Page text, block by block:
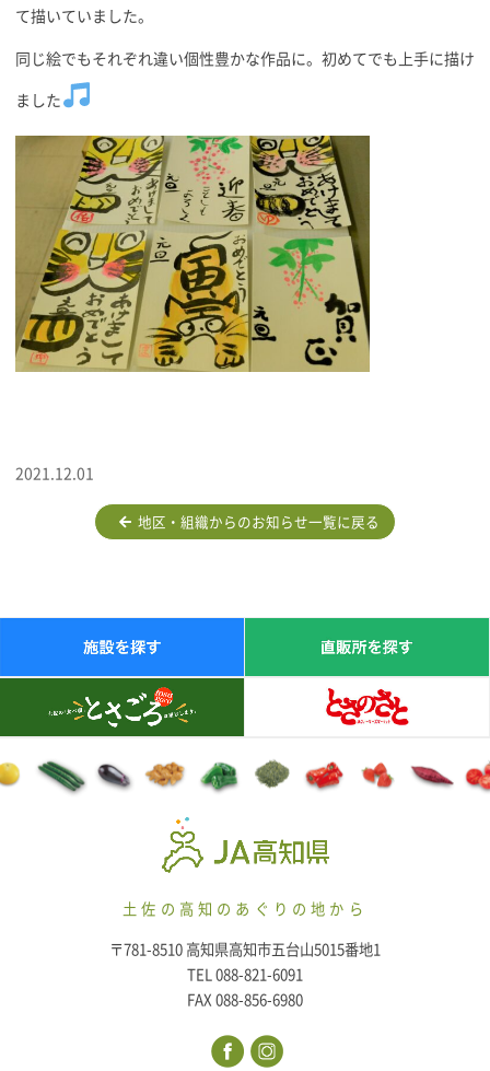
て描いていました。
同じ絵でもそれぞれ違い個性豊かな作品に。初めてでも上手に描け
ました
2021.12.01
地区・組織からのお知らせ一覧に戻る
土佐の高知のあぐりの地から
〒781-8510 高知県高知市五台山5015番地1
TEL 088-821-6091
FAX 088-856-6980